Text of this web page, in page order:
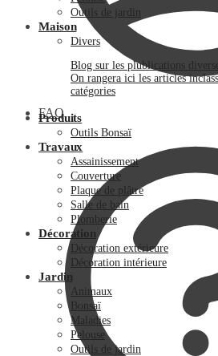
FAQ
Outils de jardin
Maison
Divers
Blog sur les plublications
On rangera ici les articles
catégories
Produits
Outils Bonsaï
Travaux
Assainissement
Couverture
Plaque de plâtre
Salle de bain
Plomberie
Décoration
Décoration extérieure
Décoration intérieure
Jardin
Animaux
Bonsaï
Maladies
Pelouse
Outils de jardin